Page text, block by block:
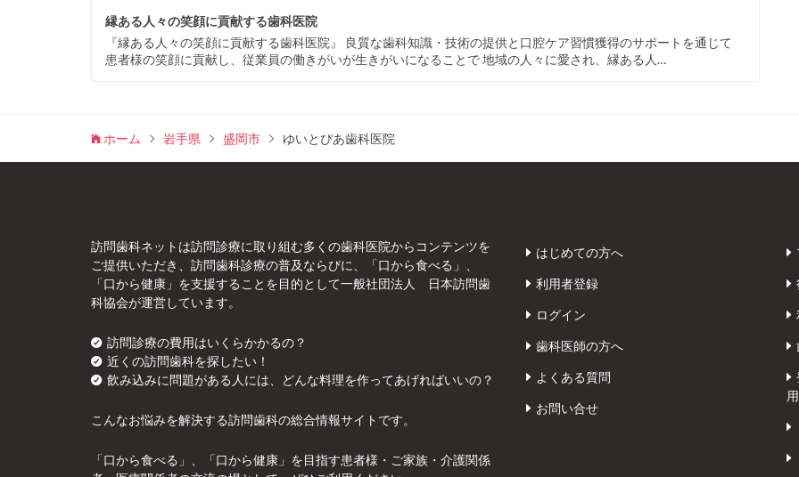
縁ある人々の笑顔に貢献する歯科医院
『縁ある人々の笑顔に貢献する歯科医院』 良質な歯科知識・技術の提供と口腔ケア習慣獲得のサポートを通じて
患者様の笑顔に貢献し、従業員の働きがいが生きがいになることで 地域の人々に愛され、縁ある人…
ホーム 岩手県 盛岡市 ゆいとぴあ歯科医院
訪問歯科ネットは訪問診療に取り組む多くの歯科医院からコンテンツを
ご提供いただき、訪問歯科診療の普及ならびに、「口から食べる」、
「口から健康」を支援することを目的として一般社団法人 日本訪問歯
科協会が運営しています。
訪問診療の費用はいくらかかるの？
近くの訪問歯科を探したい！
飲み込みに問題がある人には、どんな料理を作ってあげればいいの？
こんなお悩みを解決する訪問歯科の総合情報サイトです。
「口から食べる」、「口から健康」を目指す患者様・ご家族・介護関係
はじめての方へ
利用者登録
ログイン
歯科医師の方へ
よくある質問
お問い合せ